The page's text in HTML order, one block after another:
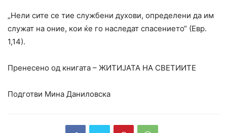
„Нели сите се тие службени духови, определени да им
служат на оние, кои ќе го наследат спасението“ (Евр.
1,14).
Пренесено од книгата – ЖИТИЈАТА НА СВЕТИИТЕ
Подготви Мина Даниловска